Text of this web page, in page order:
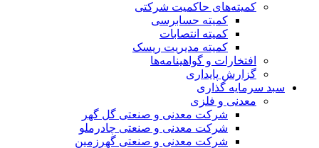
کمیته‌های حاکمیت شرکتی
کمیته حسابرسی
کمیته انتصابات
کمیته مدیریت ریسک
افتخارات و گواهینامه‌ها
گزارش پایداری
سبد سرمایه گذاری
معدنی و فلزی
شرکت معدنی و صنعتی گل گهر
شرکت معدنی و صنعتی چادرملو
شرکت معدنی و صنعتی گهرزمین